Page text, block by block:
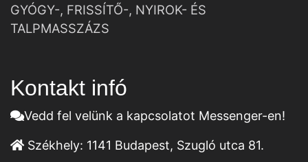
GYÓGY-, FRISSÍTŐ-, NYIROK- ÉS
TALPMASSZÁZS
Kontakt infó
Vedd fel velünk a kapcsolatot Messenger-en!
Székhely: 1141 Budapest, Szugló utca 81.